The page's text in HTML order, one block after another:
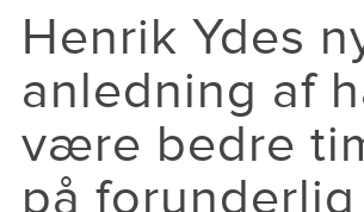
Henrik Ydes
anledning af
være bedre
på